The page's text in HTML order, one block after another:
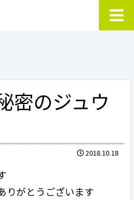
密のジュウ
2018.10.18
りがとうございます